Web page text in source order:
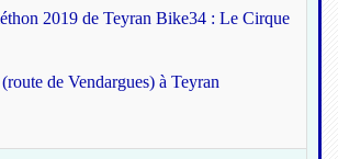
2019 de Teyran Bike34 : Le Cirque
de Vendargues) à Teyran